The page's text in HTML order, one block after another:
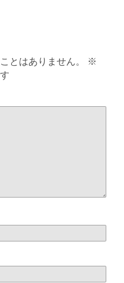
とはありません。
※